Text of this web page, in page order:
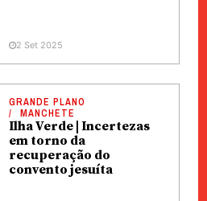
2 Set 2025
GRANDE PLANO
MANCHETE
Ilha Verde | Incertezas
em torno da
recuperação do
convento jesuíta